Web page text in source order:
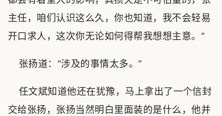
主任，咱们认识这么久，你也知道，我不会轻易
开口求人，这次你无论如何得帮我想想主意。”
张扬道：“涉及的事情太多。”
任文斌知道他还在犹豫，马上拿出了一个信封
交给张扬，张扬当然明白里面装的是什么，他并